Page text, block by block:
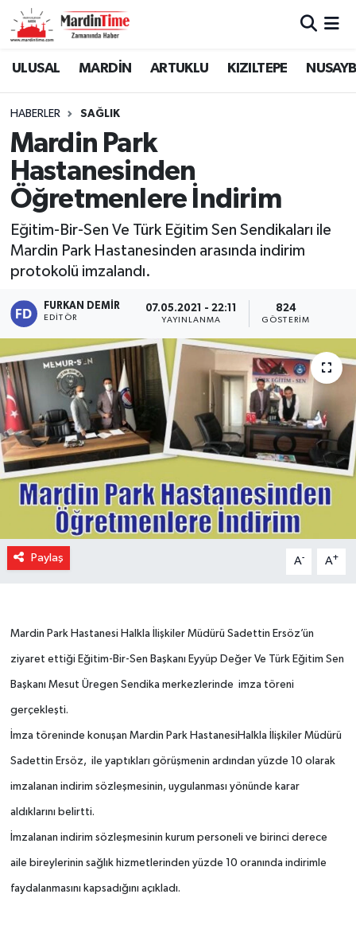
ULUSAL MARDİN ARTUKLU KIZILTEPE
HABERLER SAĞLIK
Mardin Park
Hastanesinden
Öğretmenlere İndirim
Eğitim-Bir-Sen Ve Türk Eğitim Sen Sendikaları ile
Mardin Park Hastanesinden arasında indirim
protokolü imzalandı.
FURKAN DEMIR
EDITÖR
07.05.2021 - 22:11
YAYINLANMA
824
GÖSTERIM
Paylaş A- A+
Mardin Park Hastanesi Halkla İlişkiler Müdürü Sadettin Ersöz’ün
ziyaret ettiği Eğitim-Bir-Sen Başkanı Eyyüp Değer Ve Türk Eğitim Sen
Başkanı Mesut Üregen Sendika merkezlerinde imza töreni
gerçekleşti.
İmza töreninde konuşan Mardin Park HastanesiHalkla İlişkiler Müdürü
Sadettin Ersöz, ile yaptıkları görüşmenin ardından yüzde 10 olarak
imzalanan indirim sözleşmesinin, uygulanması yönünde karar
aldıklarını belirtti.
İmzalanan indirim sözleşmesinin kurum personeli ve birinci derece
aile bireylerinin sağlık hizmetlerinden yüzde 10 oranında indirimle
faydalanmasını kapsadığını açıkladı.
Mardin Nöbetçi Eczaneler
Mardin Namaz Vakitleri
Mardin Trafik Yoğunluk Haritası
Süper Lig Puan Durumu ve Fikstür
Tüm Manşetler
Son Dakika Haberleri
Haber Arşivi